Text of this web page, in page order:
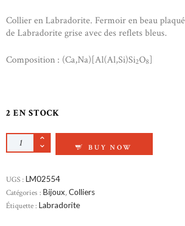
Collier en Labradorite. Fermoir en beau
de Labradorite grise avec des reflets bleus.
Composition : (Ca,Na)[Al(Al,Si)Si2O8]
2 EN STOCK
QUANTITÉ DE COLLIER EN
BUY NOW
UGS : LM02554
Catégories : Bijoux,Colliers
Étiquette : Labradorite